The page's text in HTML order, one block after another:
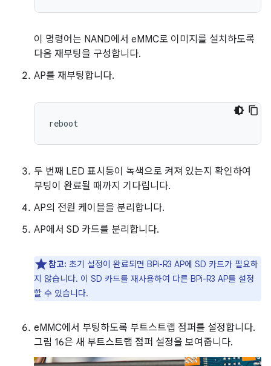
이 명령어는 NAND에서 eMMC로 이미지를 설치하도록
다음 재부팅을 구성합니다.
AP를 재부팅합니다.
두 번째 LED 표시등이 녹색으로 켜져 있는지 확인하여
부팅이 완료될 때까지 기다립니다.
AP의 전원 케이블을 분리합니다.
AP에서 SD 카드를 분리합니다.
참고: 초기 설정이 완료되면 BPi-R3 AP에 SD 카드가 필요하
지 않습니다. 이 SD 카드를 재사용하여 다른 BPi-R3 AP를 설정
할 수 있습니다.
eMMC에서 부팅하도록 부트스트랩 점퍼를 설정합니다.
그림 16은 새 부트스트랩 점퍼 설정을 보여줍니다.